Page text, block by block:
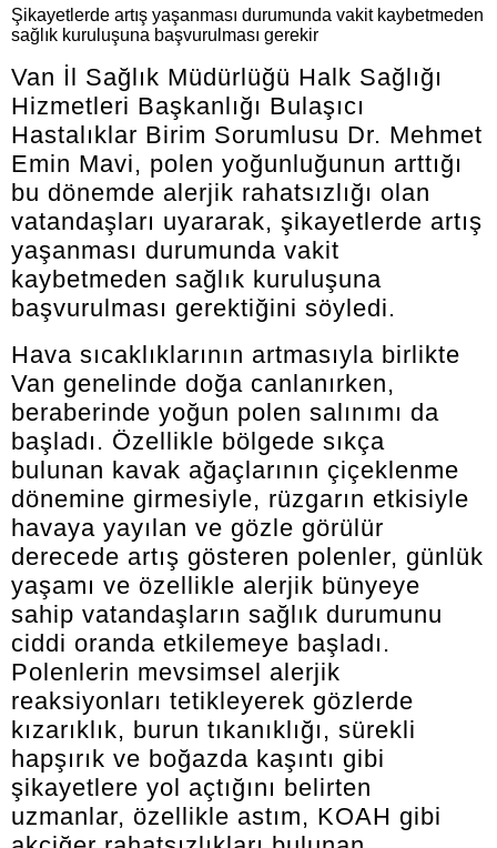
Şikayetlerde artış yaşanması durumunda vakit kaybetmeden
sağlık kuruluşuna başvurulması gerekir
Van İl Sağlık Müdürlüğü Halk Sağlığı
Hizmetleri Başkanlığı Bulaşıcı
Hastalıklar Birim Sorumlusu Dr. Mehmet
Emin Mavi, polen yoğunluğunun arttığı
bu dönemde alerjik rahatsızlığı olan
vatandaşları uyararak, şikayetlerde artış
yaşanması durumunda vakit
kaybetmeden sağlık kuruluşuna
başvurulması gerektiğini söyledi.
Hava sıcaklıklarının artmasıyla birlikte
Van genelinde doğa canlanırken,
beraberinde yoğun polen salınımı da
başladı. Özellikle bölgede sıkça
bulunan kavak ağaçlarının çiçeklenme
dönemine girmesiyle, rüzgarın etkisiyle
havaya yayılan ve gözle görülür
derecede artış gösteren polenler, günlük
yaşamı ve özellikle alerjik bünyeye
sahip vatandaşların sağlık durumunu
ciddi oranda etkilemeye başladı.
Polenlerin mevsimsel alerjik
reaksiyonları tetikleyerek gözlerde
kızarıklık, burun tıkanıklığı, sürekli
hapşırık ve boğazda kaşıntı gibi
şikayetlere yol açtığını belirten
uzmanlar, özellikle astım, KOAH gibi